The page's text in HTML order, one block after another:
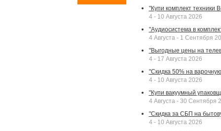
"Купи комплект техники
4 - 10 Августа 2026
"Аудиосистема в
4 Августа - 1 Сентября
"Выгодные цены на
4 - 17 Августа 2026
"Скидка 50% на
4 - 10 Августа 2026
"Купи вакуумный
4 Августа - 30 Сентября
"Скидка за СБП на
4 - 10 Августа 2026